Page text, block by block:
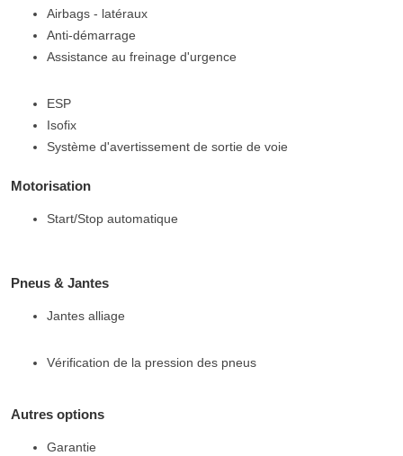
Airbags - latéraux
Anti-démarrage
Assistance au freinage d'urgence
ESP
Isofix
Système d'avertissement de sortie de voie
Motorisation
Start/Stop automatique
Pneus & Jantes
Jantes alliage
Vérification de la pression des pneus
Autres options
Garantie